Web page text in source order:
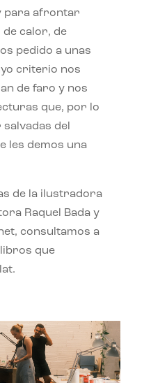
para afrontar
calor, de
pedido a unas
criterio nos
de faro y nos
que, por lo
del
les demos una
de la ilustradora
Raquel Bada y
consultamos a
que